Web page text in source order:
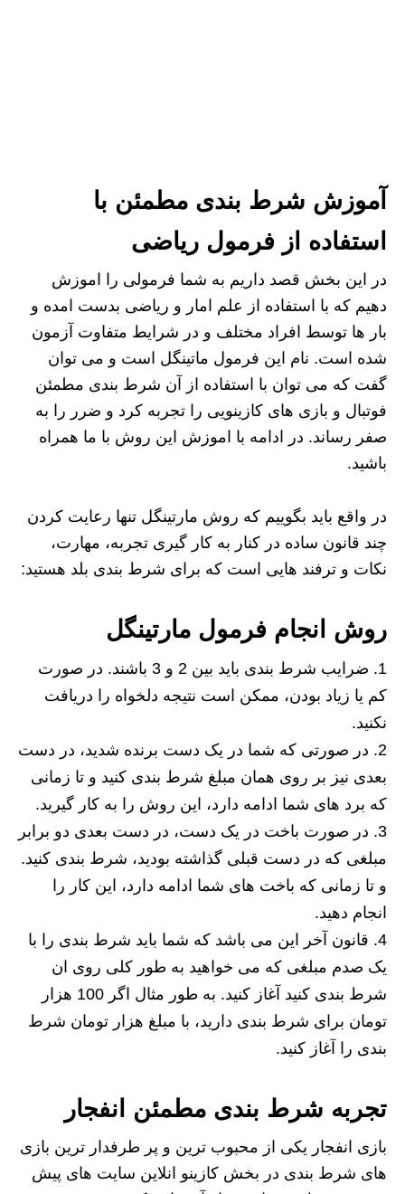
آموزش شرط بندی مطمئن با
استفاده از فرمول ریاضی
در این بخش قصد داریم به شما فرمولی را اموزش
دهیم که با استفاده از علم امار و ریاضی بدست امده و
بار ها توسط افراد مختلف و در شرایط متفاوت آزمون
شده است. نام این فرمول ماتینگل است و می توان
گفت که می توان با استفاده از آن شرط بندی مطمئن
فوتبال و بازی های کازینویی را تجربه کرد و ضرر را به
صفر رساند. در ادامه با اموزش این روش با ما همراه
باشید.
در واقع باید بگوییم که روش مارتینگل تنها رعایت کردن
چند قانون ساده در کنار به کار گیری تجربه، مهارت،
نکات و ترفند هایی است که برای شرط بندی بلد هستید:
روش انجام فرمول مارتینگل
ضرایب شرط بندی باید بین 2 و 3 باشند. در صورت
کم یا زیاد بودن، ممکن است نتیجه دلخواه را دریافت
نکنید.
در صورتی که شما در یک دست برنده شدید، در دست
بعدی نیز بر روی همان مبلغ شرط بندی کنید و تا زمانی
که برد های شما ادامه دارد، این روش را به کار گیرید.
در صورت باخت در یک دست، در دست بعدی دو برابر
مبلغی که در دست قبلی گذاشته بودید، شرط بندی کنید.
و تا زمانی که باخت های شما ادامه دارد، این کار را
انجام دهید.
قانون آخر این می باشد که شما باید شرط بندی را با
یک صدم مبلغی که می خواهید به طور کلی روی ان
شرط بندی کنید آغاز کنید. به طور مثال اگر 100 هزار
تومان برای شرط بندی دارید، با مبلغ هزار تومان شرط
بندی را آغاز کنید.
تجربه شرط بندی مطمئن انفجار
بازی انفجار یکی از محبوب ترین و پر طرفدار ترین بازی
های شرط بندی در بخش کازینو انلاین سایت های پیش